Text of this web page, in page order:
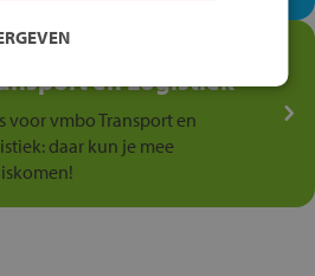
talent in de
en Logistiek
voor vmbo Transport en
daar kun je mee